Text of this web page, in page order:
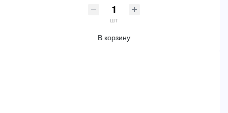
шт
В корзину